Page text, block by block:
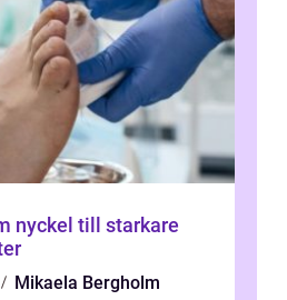
nyckel till starkare
Mikaela Bergholm